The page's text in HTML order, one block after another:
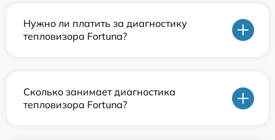
Нужно ли платить за диагностику
тепловизора Fortuna?
Сколько занимает диагностика
тепловизора Fortuna?